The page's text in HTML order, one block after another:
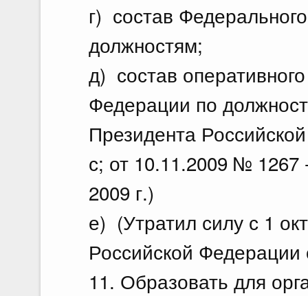
г) состав
должностям;
д) состав
Федерации по
Президента
с; от 10.11.2009 № 1267
2009 г.)
е) (Утратил силу с 1
Российской
11. Образовать для